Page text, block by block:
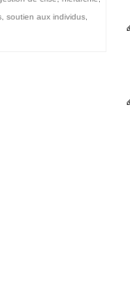
, soutien aux individus,